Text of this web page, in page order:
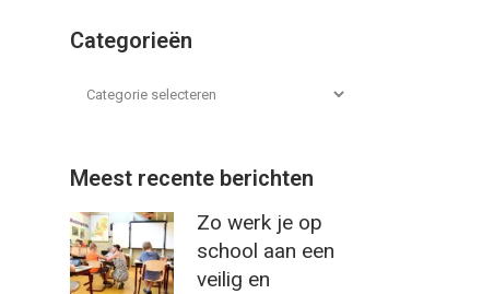
Categorieën
Meest recente berichten
Zo werk je op
school aan een
veilig en